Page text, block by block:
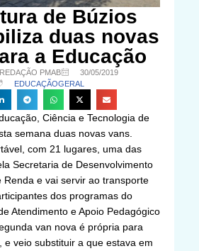
de Búzios
duas novas
a Educação
PMAB
30/05/2019
EDUCAÇÃOGERAL
Ciência e Tecnologia de
semana duas novas vans.
com 21 lugares, uma das
Secretaria de Desenvolvimento
Renda e vai servir ao transporte
dos programas do
Atendimento e Apoio Pedagógico
van nova é própria para
e veio substituir a que estava em